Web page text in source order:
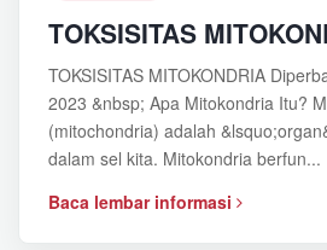
TOKSISITAS
TOKSISITAS MITOKONDRIA
2023 &nbsp; Apa Mitokondria Itu?
(mitochondria) adalah
dalam sel kita. Mitokondria berfun...
Baca lembar informasi